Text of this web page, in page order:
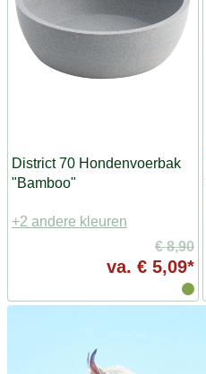
District 70 Hondenvoerbak
"Bamboo"
+2 andere kleuren
€ 8,90
va. € 5,09*